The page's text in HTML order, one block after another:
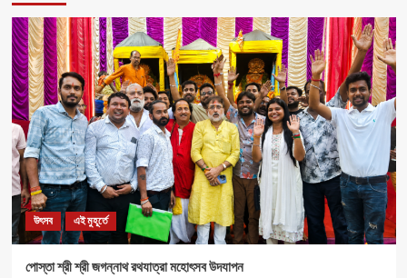
উৎসব এই মুহূর্তে
পোস্তা শ্রী শ্রী জগন্নাথ রথযাত্রা মহোৎসব উদযাপন